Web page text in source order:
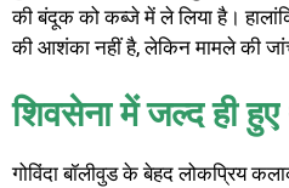
की बंदूक को कब्जे में ले लिया है।
की आशंका नहीं है, लेकिन मामले की
शिवसेना में जल्द ही
गोविंदा बॉलीवुड के बेहद लोकप्रिय